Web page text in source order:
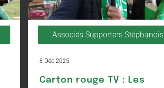
Associés Supporters Stéphanois
8 Déc 2025
Carton rouge TV : Les